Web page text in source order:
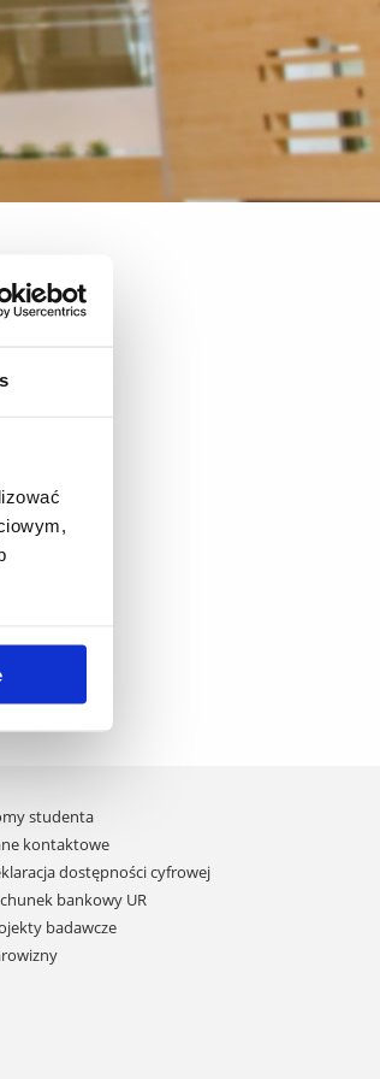
studenta
kontaktowe
dostępności cyfrowej
bankowy UR
badawcze